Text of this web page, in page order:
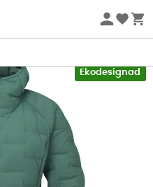
vid köp av 2 produkter*
Ekodesignad